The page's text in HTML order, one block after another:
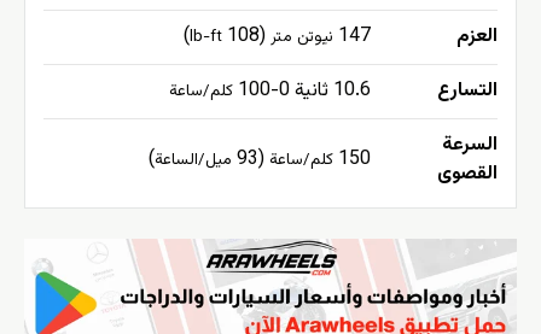
العزم
147 نيوتن متر (108
lb-ft
)
التسارع
10.6 ثانية 0-100 كلم/ساعة
السرعة
القصوى
150 كلم/ساعة (93 ميل/الساعة)